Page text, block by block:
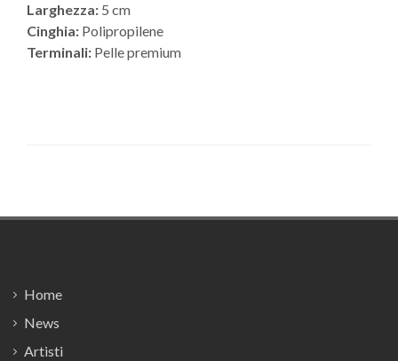
Larghezza: 5 cm
Cinghia: Polipropilene
Terminali: Pelle premium
Home
News
Artisti